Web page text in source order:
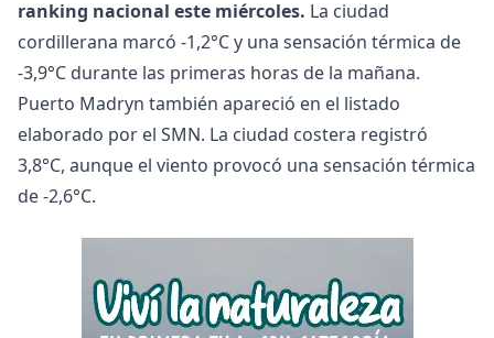
ranking nacional este miércoles. La ciudad
cordillerana marcó -1,2°C y una sensación térmica de
-3,9°C durante las primeras horas de la mañana.
Puerto Madryn también apareció en el listado
elaborado por el SMN. La ciudad costera registró
3,8°C, aunque el viento provocó una sensación térmica
de -2,6°C.